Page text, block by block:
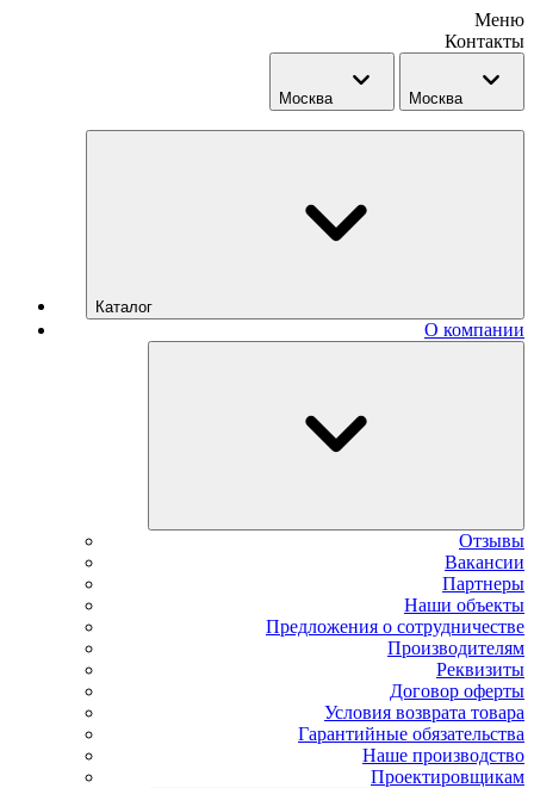
Меню
Контакты
Москва Москва
Каталог
О компании
Отзывы
Вакансии
Партнеры
Наши объекты
Предложения о сотрудничестве
Производителям
Реквизиты
Договор оферты
Условия возврата товара
Гарантийные обязательства
Наше производство
Проектировщикам